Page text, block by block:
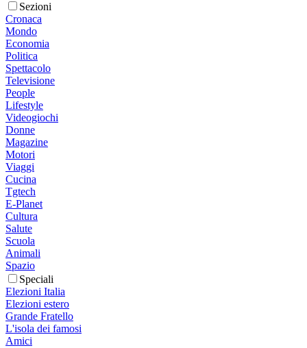
Sezioni
Cronaca
Mondo
Economia
Politica
Spettacolo
Televisione
People
Lifestyle
Videogiochi
Donne
Magazine
Motori
Viaggi
Cucina
Tgtech
E-Planet
Cultura
Salute
Scuola
Animali
Spazio
Speciali
Elezioni Italia
Elezioni estero
Grande Fratello
L'isola dei famosi
Amici